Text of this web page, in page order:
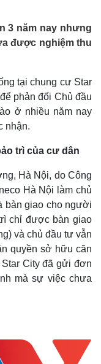
3 năm nay nhưng
được nghiệm thu
tại chung cư Star
phản đối Chủ đầu
ở nhiều năm nay
nhận.
trì của cư dân
Hà Nội, do Công
Hà Nội làm chủ
bàn giao cho người
chỉ được bàn giao
và chủ đầu tư vẫn
quyền sở hữu căn
City đã gửi đơn
mà sự việc chưa